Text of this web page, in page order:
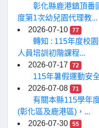
彰化縣鹿港鎮頂番
度第1次幼兒園代理教...
2026-07-10
77
轉知 : 115年度校
人員培訓初階課程...
2026-07-17
72
115年暑假運動安
2026-07-08
71
有關本縣115學年
(彰化區及鹿港區)，...
2026-07-30
55